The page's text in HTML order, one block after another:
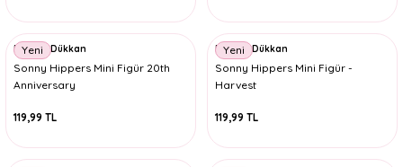
Yeni
Minnoş Dükkan
Sonny Hippers Mini Figür 20th
Anniversary
119,99 TL
Yeni
Minnoş Dükkan
Sonny Hippers Mini Figür -
Harvest
119,99 TL